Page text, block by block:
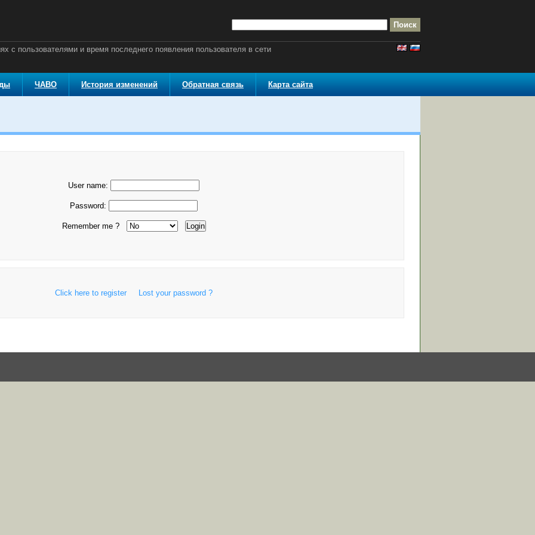
с пользователями и время последнего появления пользователя в сети
ЧАВО История изменений Обратная связь Карта сайта
User name:
Password:
Remember me ?
Click here to register Lost your password ?